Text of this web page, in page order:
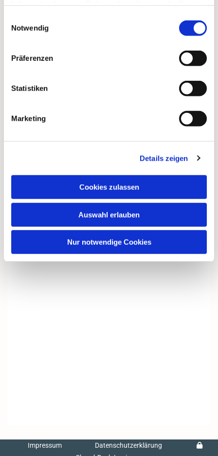
Notwendig
Präferenzen
Statistiken
Marketing
Details zeigen
Cookies zulassen
Auswahl erlauben
Nur notwendige Cookies
Dies könnte Sie auch
interessieren
Impressum
Datenschutzerklärung